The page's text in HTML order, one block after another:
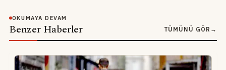
OKUMAYA DEVAM
Benzer Haberler TÜMÜNÜ GÖR →